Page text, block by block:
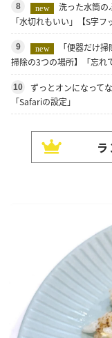
8 new
洗った水筒の
「水切れもいい」【S字フ
9 new
「便器だけ
掃除の3つの場所】「忘れ
10
ずっとオンになって
「Safariの設定」